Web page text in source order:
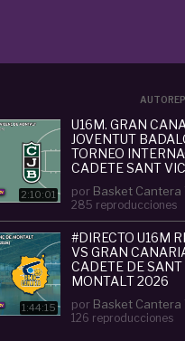
2:10:01
U16M. GRAN
JOVENTUT
TORNEO
CADETE SANT
por Basket Cantera
285 reproducciones
1:44:15
#DIRECTO U16M
VS GRAN
CADETE DE
MONTALT 2026
por Basket Cantera
126 reproducciones